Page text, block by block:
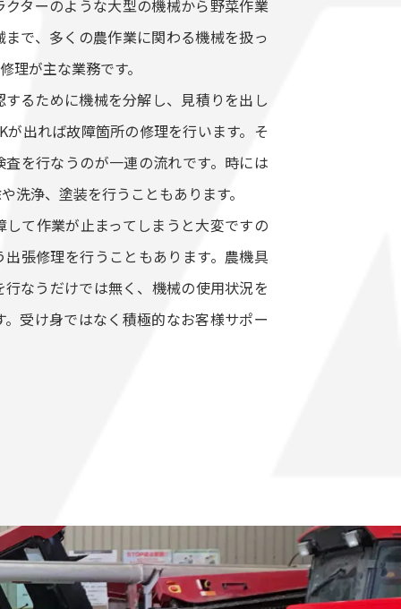
ターのような大型の機械から野菜作業
で、多くの農作業に関わる機械を扱っ
理が主な業務です。
るために機械を分解し、見積りを出し
出れば故障箇所の修理を行います。そ
を行なうのが一連の流れです。時には
洗浄、塗装を行うこともあります。
て作業が止まってしまうと大変ですの
張修理を行うこともあります。農機具
なうだけでは無く、機械の使用状況を
受け身ではなく積極的なお客様サポー